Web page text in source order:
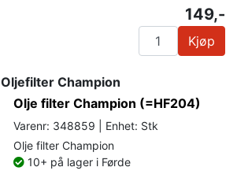
149,-
Kjøp
Oljefilter Champion
Olje filter Champion (=HF204)
Varenr: 348859 | Enhet: Stk
Olje filter Champion
10+ på lager i Førde